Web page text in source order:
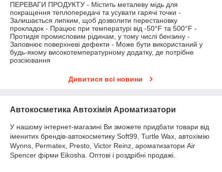
ПЕРЕВАГИ ПРОДУКТУ - Містить металеву мідь для
покращення теплопередачі та усувати гарячі точки -
Залишається липким, щоб дозволити перестановку
прокладок - Працює при температурі від -50°F та 500°F -
Протидія промисловим рідинам, у тому числі бензину -
Заповнює поверхневі дефекти - Може бути використаний у
будь-якому високотемпературному додатку, де потрібне
розсіювання
Дивитися всі новини
Автокосметика Автохімія Ароматизатори
У нашому інтернет-магазині Ви зможете придбати товари від
іменитих брендів-автокосметику Soft99, Turtle Wax, автохімію
Wynns, Permatex, Presto, Victor Reinz, ароматизатори Air
Spencer фірми Eikosha. Оптові і роздрібні продажі.